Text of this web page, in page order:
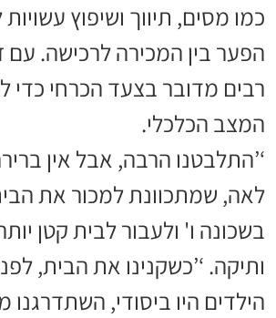
כמו מסים, תיווך ושיפוץ
הפער בין המכירה לרכישה. עם
רבים מדובר בצעד הכרחי כדי
המצב הכלכלי.
‘’התלבטנו הרבה, אבל אין
לאה, שמתכוונת למכור את
בשכונה ו' ולעבור לבית קטן
הילדים היו ביסודי,